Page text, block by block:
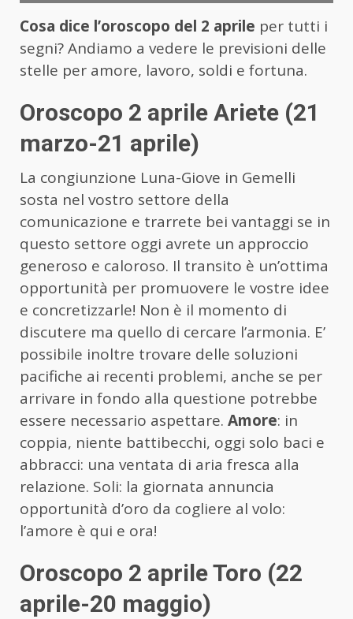
Cosa dice l’oroscopo del 2 aprile per tutti i
segni? Andiamo a vedere le previsioni delle
stelle per amore, lavoro, soldi e fortuna.
Oroscopo 2 aprile Ariete (21
marzo-21 aprile)
La congiunzione Luna-Giove in Gemelli
sosta nel vostro settore della
comunicazione e trarrete bei vantaggi se in
questo settore oggi avrete un approccio
generoso e caloroso. Il transito è un’ottima
opportunità per promuovere le vostre idee
e concretizzarle! Non è il momento di
discutere ma quello di cercare l’armonia. E’
possibile inoltre trovare delle soluzioni
pacifiche ai recenti problemi, anche se per
arrivare in fondo alla questione potrebbe
essere necessario aspettare. Amore: in
coppia, niente battibecchi, oggi solo baci e
abbracci: una ventata di aria fresca alla
relazione. Soli: la giornata annuncia
opportunità d’oro da cogliere al volo:
l’amore è qui e ora!
Oroscopo 2 aprile Toro (22
aprile-20 maggio)